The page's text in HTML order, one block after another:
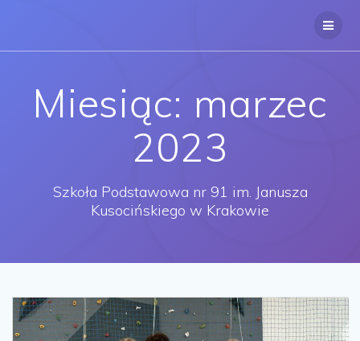
Miesiąc: marzec
2023
Szkoła Podstawowa nr 91 im. Janusza
Kusocińskiego w Krakowie